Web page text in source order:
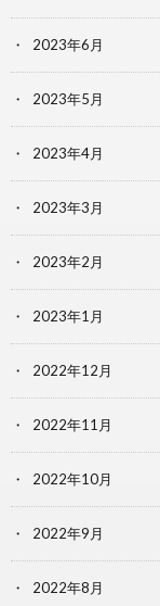
2023年6月
2023年5月
2023年4月
2023年3月
2023年2月
2023年1月
2022年12月
2022年11月
2022年10月
2022年9月
2022年8月